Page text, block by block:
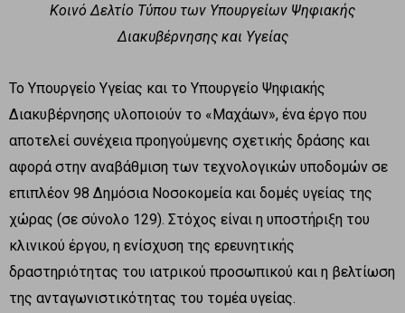
Κοινό Δελτίο Τύπου των Υπουργείων Ψηφιακής
Διακυβέρνησης και Υγείας
Το Υπουργείο Υγείας και το Υπουργείο Ψηφιακής
Διακυβέρνησης υλοποιούν το «Μαχάων», ένα έργο που
αποτελεί συνέχεια προηγούμενης σχετικής δράσης και
αφορά στην αναβάθμιση των τεχνολογικών υποδομών σε
επιπλέον 98 Δημόσια Νοσοκομεία και δομές υγείας της
χώρας (σε σύνολο 129). Στόχος είναι η υποστήριξη του
κλινικού έργου, η ενίσχυση της ερευνητικής
δραστηριότητας του ιατρικού προσωπικού και η βελτίωση
της ανταγωνιστικότητας του τομέα υγείας.